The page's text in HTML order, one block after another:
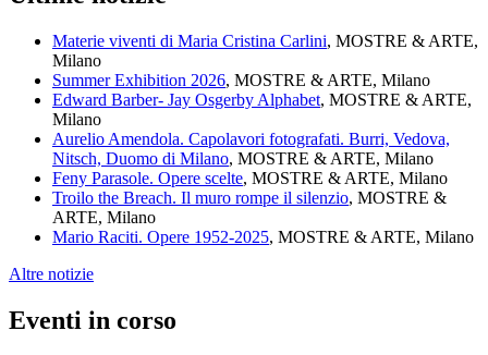
Materie viventi di Maria Cristina Carlini, MOSTRE & ARTE,
Milano
Summer Exhibition 2026, MOSTRE & ARTE, Milano
Edward Barber- Jay Osgerby Alphabet, MOSTRE & ARTE,
Milano
Aurelio Amendola. Capolavori fotografati. Burri, Vedova,
Nitsch, Duomo di Milano, MOSTRE & ARTE, Milano
Feny Parasole. Opere scelte, MOSTRE & ARTE, Milano
Troilo the Breach. Il muro rompe il silenzio, MOSTRE &
ARTE, Milano
Mario Raciti. Opere 1952-2025, MOSTRE & ARTE, Milano
Altre notizie
Eventi in corso